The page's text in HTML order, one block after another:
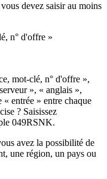
devez saisir au moins
n° d'offre »
mot-clé, n° d'offre »,
», « anglais »,
« entrée » entre chaque
? Saisissez
049RSNK.
avez la possibilité de
une région, un pays ou